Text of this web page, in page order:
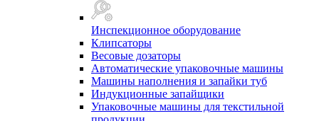
Инспекционное оборудование
Клипсаторы
Весовые дозаторы
Автоматические упаковочные машины
Машины наполнения и запайки туб
Индукционные запайщики
Упаковочные машины для текстильной